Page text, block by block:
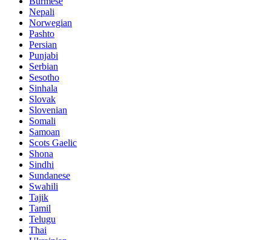
Nepali
Norwegian
Pashto
Persian
Punjabi
Serbian
Sesotho
Sinhala
Slovak
Slovenian
Somali
Samoan
Scots Gaelic
Shona
Sindhi
Sundanese
Swahili
Tajik
Tamil
Telugu
Thai